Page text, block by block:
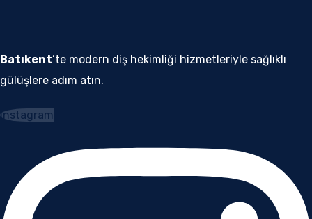
Batıkent’te modern diş hekimliği hizmetleriyle sağlıklı
gülüşlere adım atın.
Instagram